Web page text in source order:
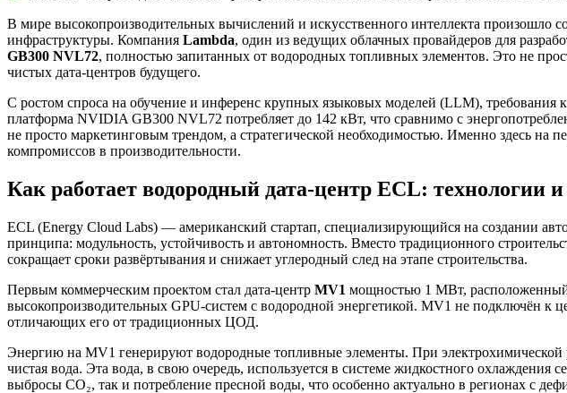
В мире высокопроизводительных вычислений и искусственного интеллекта произошло
инфраструктуры. Компания Lambda, один из ведущих облачных провайдеров для
GB300 NVL72, полностью запитанных от водородных топливных элементов. Это не
чистых дата-центров будущего.
С ростом спроса на обучение и инференс крупных языковых моделей (LLM),
платформа NVIDIA GB300 NVL72 потребляет до 142 кВт, что сравнимо с
не просто маркетинговым трендом, а стратегической необходимостью. Именно здесь
компромиссов в производительности.
Как работает водородный дата-центр ECL: технологии
ECL (Energy Cloud Labs) — американский стартап, специализирующийся на создании
принципа: модульность, устойчивость и автономность. Вместо традиционного
сокращает сроки развёртывания и снижает углеродный след на этапе строительства.
Первым коммерческим проектом стал дата-центр MV1 мощностью 1 МВт, расположенный
высокопроизводительных GPU-систем с водородной энергетикой. MV1 не подключён к
отличающих его от традиционных ЦОД.
Энергию на MV1 генерируют водородные топливные элементы. При электрохимической
чистая вода. Эта вода, в свою очередь, используется в системе жидкостного
выбросы CO₂, так и потребление пресной воды, что особенно актуально в регионах с